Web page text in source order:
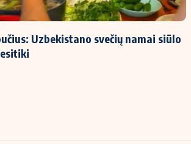
Titulinis
Nedarbo išmokos skaičiuoklė
Uzbekistano svečių namai siūlo